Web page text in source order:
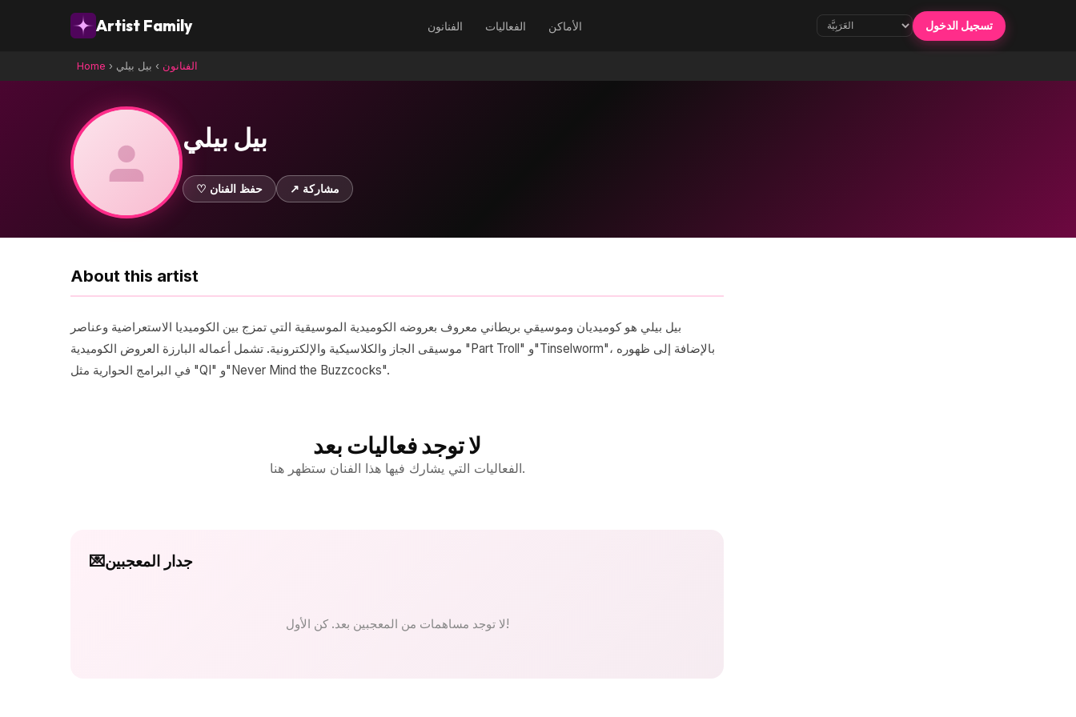
Artist Family الفنانون الفعاليات الأماكن تسجيل الدخول
Home › الفنانون › بيل بيلي
بيل بيلي
♡ حفظ الفنان ↗ مشاركة
About this artist
بيل بيلي هو كوميديان وموسيقي بريطاني معروف بعروضه الكوميدية الموسيقية التي تمزج بين الكوميديا الاستعراضية وعناصر
موسيقى الجاز والكلاسيكية والإلكترونية. تشمل أعماله البارزة العروض الكوميدية "Part Troll" و"Tinselworm"، بالإضافة إلى ظهوره
في البرامج الحوارية مثل "QI" و"Never Mind the Buzzcocks".
لا توجد فعاليات بعد
الفعاليات التي يشارك فيها هذا الفنان ستظهر هنا.
💌جدار المعجبين
لا توجد مساهمات من المعجبين بعد. كن الأول!